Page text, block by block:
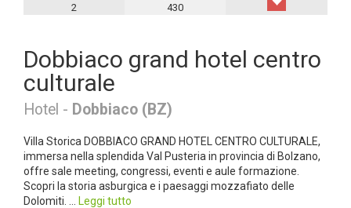
2
430
Dobbiaco grand hotel centro
culturale
Hotel - Dobbiaco (BZ)
Villa Storica DOBBIACO GRAND HOTEL CENTRO CULTURALE,
immersa nella splendida Val Pusteria in provincia di Bolzano,
offre sale meeting, congressi, eventi e aule formazione.
Scopri la storia asburgica e i paesaggi mozzafiato delle
Dolomiti. ...
Leggi tutto